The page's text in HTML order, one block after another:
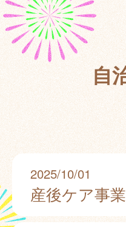
自
2025/10/01
産後ケア事